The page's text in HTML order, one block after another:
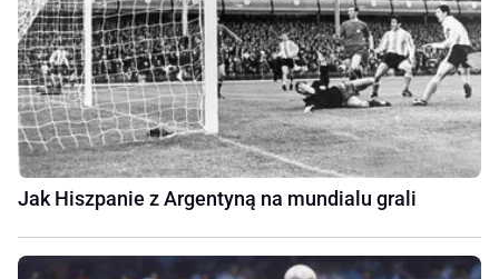
Jak Hiszpanie z Argentyną na mundialu grali